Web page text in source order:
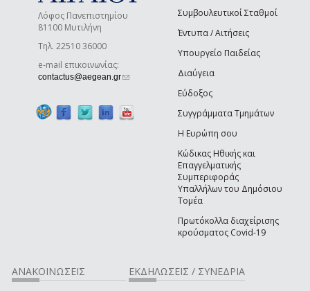
Λόφος Πανεπιστημίου
81100 Μυτιλήνη
Τηλ. 22510 36000
e-mail επικοινωνίας:
contactus@aegean.gr(link sends e-mail)
Συμβουλευτικοί Σταθμοί
Έντυπα / Αιτήσεις
Υπουργείο Παιδείας
Διαύγεια
Εύδοξος
Συγγράμματα Τμημάτων
Η Ευρώπη σου
Κώδικας Ηθικής και
Επαγγελματικής
Συμπεριφοράς
Υπαλλήλων του Δημόσιου
Τομέα
Πρωτόκολλα διαχείρισης
κρούσματος Covid-19
ΑΝΑΚΟΙΝΩΣΕΙΣ ΕΚΔΗΛΩΣΕΙΣ / ΣΥΝΕΔΡΙΑ